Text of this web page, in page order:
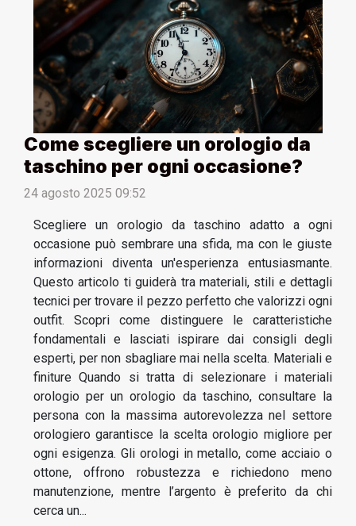
Come scegliere un orologio da
taschino per ogni occasione?
24 agosto 2025 09:52
Scegliere un orologio da taschino adatto a ogni
occasione può sembrare una sfida, ma con le giuste
informazioni diventa un'esperienza entusiasmante.
Questo articolo ti guiderà tra materiali, stili e dettagli
tecnici per trovare il pezzo perfetto che valorizzi ogni
outfit. Scopri come distinguere le caratteristiche
fondamentali e lasciati ispirare dai consigli degli
esperti, per non sbagliare mai nella scelta. Materiali e
finiture Quando si tratta di selezionare i materiali
orologio per un orologio da taschino, consultare la
persona con la massima autorevolezza nel settore
orologiero garantisce la scelta orologio migliore per
ogni esigenza. Gli orologi in metallo, come acciaio o
ottone, offrono robustezza e richiedono meno
manutenzione, mentre l’argento è preferito da chi
cerca un...